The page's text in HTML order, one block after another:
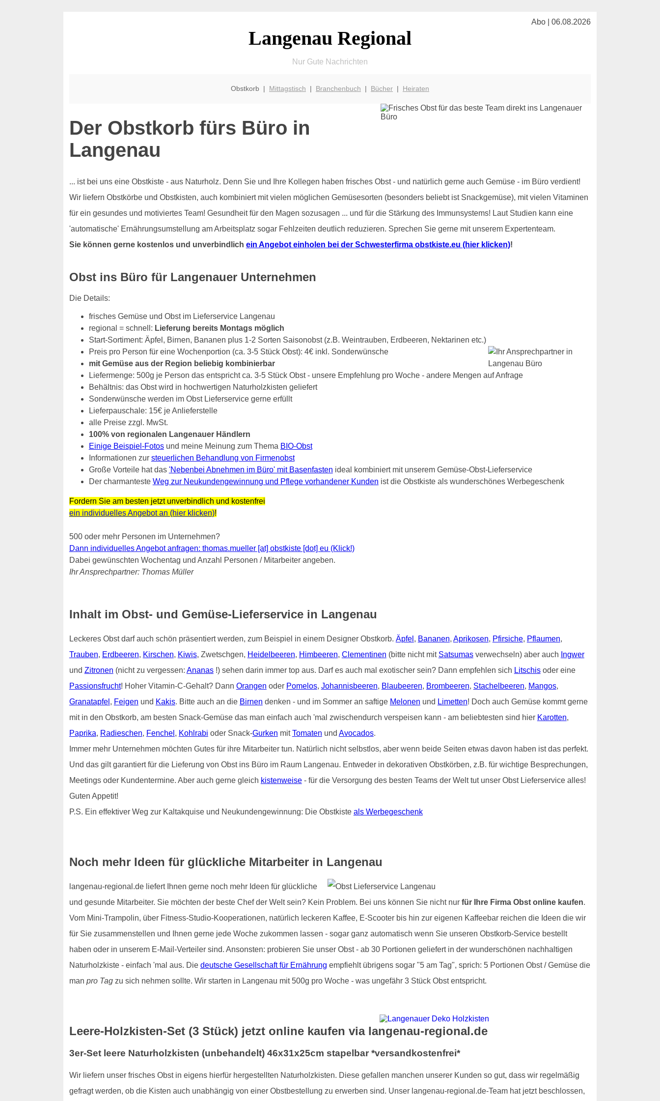
Abo | 06.08.2026
Langenau Regional
Nur Gute Nachrichten
Obstkorb | Mittagstisch | Branchenbuch | Bücher| Heiraten
Der Obstkorb fürs Büro in
Langenau
... ist bei uns eine Obstkiste - aus Naturholz. Denn Sie und Ihre Kollegen haben frisches Obst - und natürlich gerne auch Gemüse - im Büro verdient!
Wir liefern Obstkörbe und Obstkisten, auch kombiniert mit vielen möglichen Gemüsesorten (besonders beliebt ist Snackgemüse), mit vielen Vitaminen
für ein gesundes und motiviertes Team! Gesundheit für den Magen sozusagen ... und für die Stärkung des Immunsystems! Laut Studien kann eine
'automatische' Ernährungsumstellung am Arbeitsplatz sogar Fehlzeiten deutlich reduzieren. Sprechen Sie gerne mit unserem Expertenteam.
Sie können gerne kostenlos und unverbindlich ein Angebot einholen bei der Schwesterfirma obstkiste.eu (hier klicken)!
Obst ins Büro für Langenauer Unternehmen
Die Details:
frisches Gemüse und Obst im Lieferservice Langenau
regional = schnell: Lieferung bereits Montags möglich
Start-Sortiment: Äpfel, Birnen, Bananen plus 1-2 Sorten Saisonobst (z.B. Weintrauben, Erdbeeren, Nektarinen etc.)
Preis pro Person für eine Wochenportion (ca. 3-5 Stück Obst): 4€ inkl. Sonderwünsche
mit Gemüse aus der Region beliebig kombinierbar
Liefermenge: 500g je Person das entspricht ca. 3-5 Stück Obst - unsere Empfehlung pro Woche - andere Mengen auf Anfrage
Behältnis: das Obst wird in hochwertigen Naturholzkisten geliefert
Sonderwünsche werden im Obst Lieferservice gerne erfüllt
Lieferpauschale: 15€ je Anlieferstelle
alle Preise zzgl. MwSt.
100% von regionalen Langenauer Händlern
Einige Beispiel-Fotosund meine Meinung zum Thema BIO-Obst
Informationen zur steuerlichen Behandlung von Firmenobst
Große Vorteile hat das 'Nebenbei Abnehmen im Büro' mit Basenfasten ideal kombiniert mit unserem Gemüse-Obst-Lieferservice
Der charmanteste Weg zur Neukundengewinnung und Pflege vorhandener Kunden ist die Obstkiste als wunderschönes Werbegeschenk
Fordern Sie am besten jetzt unverbindlich und kostenfrei
ein individuelles Angebot an (hier klicken)!
500 oder mehr Personen im Unternehmen?
Dann individuelles Angebot anfragen: thomas.mueller [at] obstkiste [dot] eu (Klick!)
Dabei gewünschten Wochentag und Anzahl Personen / Mitarbeiter angeben.
Ihr Ansprechpartner: Thomas Müller
Inhalt im Obst- und Gemüse-Lieferservice in Langenau
Leckeres Obst darf auch schön präsentiert werden, zum Beispiel in einem Designer Obstkorb. Äpfel , Bananen, Aprikosen, Pfirsiche, Pflaumen,
Trauben, Erdbeeren, Kirschen, Kiwis, Zwetschgen, Heidelbeeren, Himbeeren, Clementinen (bitte nicht mit Satsumasverwechseln) aber auch Ingwer
und Zitronen (nicht zu vergessen: Ananas!) sehen darin immer top aus. Darf es auch mal exotischer sein? Dann empfehlen sich Litschisoder eine
Passionsfrucht! Hoher Vitamin-C-Gehalt? Dann Orangen oder Pomelos, Johannisbeeren, Blaubeeren, Brombeeren, Stachelbeeren, Mangos,
Granatapfel , Feigen und Kakis. Bitte auch an die Birnen denken - und im Sommer an saftige Melonen und Limetten! Doch auch Gemüse kommt gerne
mit in den Obstkorb, am besten Snack-Gemüse das man einfach auch 'mal zwischendurch verspeisen kann - am beliebtesten sind hier Karotten,
Paprika, Radieschen, Fenchel , Kohlrabi oder Snack-Gurken mitTomaten und Avocados.
Immer mehr Unternehmen möchten Gutes für ihre Mitarbeiter tun. Natürlich nicht selbstlos, aber wenn beide Seiten etwas davon haben ist das perfekt.
Und das gilt garantiert für die Lieferung von Obst ins Büro im Raum Langenau. Entweder in dekorativen Obstkörben, z.B. für wichtige Besprechungen,
Meetings oder Kundentermine. Aber auch gerne gleich kistenweise- für die Versorgung des besten Teams der Welt tut unser Obst Lieferservice alles!
Guten Appetit!
P.S. Ein effektiver Weg zur Kaltakquise und Neukundengewinnung: Die Obstkiste als Werbegeschenk
Noch mehr Ideen für glückliche Mitarbeiter in Langenau
langenau-regional.de liefert Ihnen gerne noch mehr Ideen für glückliche
und gesunde Mitarbeiter. Sie möchten der beste Chef der Welt sein? Kein Problem. Bei uns können Sie nicht nur für Ihre Firma Obst online kaufen.
Vom Mini-Trampolin, über Fitness-Studio-Kooperationen, natürlich leckeren Kaffee, E-Scooter bis hin zur eigenen Kaffeebar reichen die Ideen die wir
für Sie zusammenstellen und Ihnen gerne jede Woche zukommen lassen - sogar ganz automatisch wenn Sie unseren Obstkorb-Service bestellt
haben oder in unserem E-Mail-Verteiler sind. Ansonsten: probieren Sie unser Obst - ab 30 Portionen geliefert in der wunderschönen nachhaltigen
Naturholzkiste - einfach 'mal aus. Die deutsche Gesellschaft für Ernährung empfiehlt übrigens sogar "5 am Tag", sprich: 5 Portionen Obst / Gemüse die
man pro Tagzu sich nehmen sollte. Wir starten in Langenau mit 500g pro Woche - was ungefähr 3 Stück Obst entspricht.
Leere-Holzkisten-Set (3 Stück) jetzt online kaufen via langenau-regional.de
3er-Set leere Naturholzkisten (unbehandelt) 46x31x25cm stapelbar *versandkostenfrei*
Wir liefern unser frisches Obst in eigens hierfür hergestellten Naturholzkisten. Diese gefallen manchen unserer Kunden so gut, dass wir regelmäßig
gefragt werden, ob die Kisten auch unabhängig von einer Obstbestellung zu erwerben sind. Unser langenau-regional.de-Team hat jetzt beschlossen,